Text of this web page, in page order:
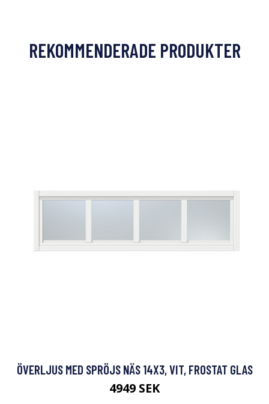
REKOMMENDERADE PRODUKTER
ÖVERLJUS MED SPRÖJS NÄS 14X3, VIT, FROSTAT GLAS
4949 SEK